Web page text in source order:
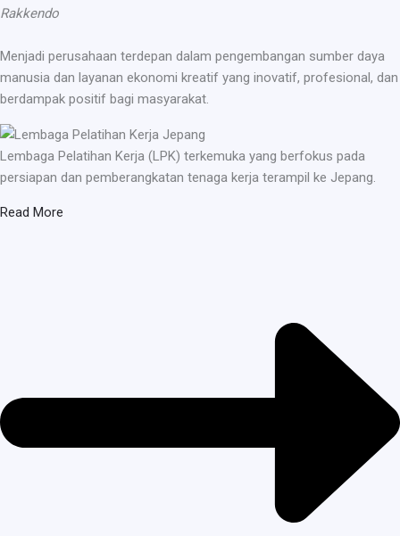
Rakkendo
Menjadi perusahaan terdepan dalam pengembangan sumber daya
manusia dan layanan ekonomi kreatif yang inovatif, profesional, dan
berdampak positif bagi masyarakat.
Lembaga Pelatihan Kerja (LPK) terkemuka yang berfokus pada
persiapan dan pemberangkatan tenaga kerja terampil ke Jepang.
Read More